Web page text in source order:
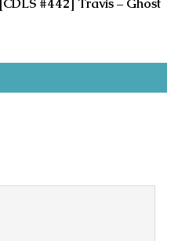
[CDLS #442] Travis – Ghost